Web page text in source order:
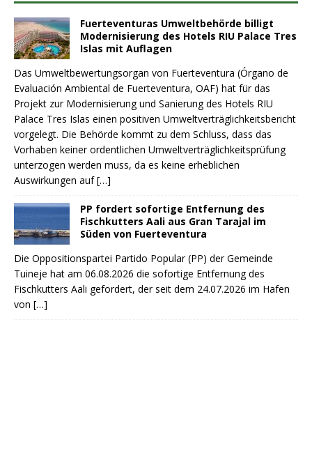
Fuerteventuras Umweltbehörde billigt
Modernisierung des Hotels RIU Palace Tres
Islas mit Auflagen
Das Umweltbewertungsorgan von Fuerteventura (Órgano de
Evaluación Ambiental de Fuerteventura, OAF) hat für das
Projekt zur Modernisierung und Sanierung des Hotels RIU
Palace Tres Islas einen positiven Umweltverträglichkeitsbericht
vorgelegt. Die Behörde kommt zu dem Schluss, dass das
Vorhaben keiner ordentlichen Umweltverträglichkeitsprüfung
unterzogen werden muss, da es keine erheblichen
Auswirkungen auf[…]
PP fordert sofortige Entfernung des
Fischkutters Aali aus Gran Tarajal im
Süden von Fuerteventura
Die Oppositionspartei Partido Popular (PP) der Gemeinde
Tuineje hat am 06.08.2026 die sofortige Entfernung des
Fischkutters Aali gefordert, der seit dem 24.07.2026 im Hafen
von […]